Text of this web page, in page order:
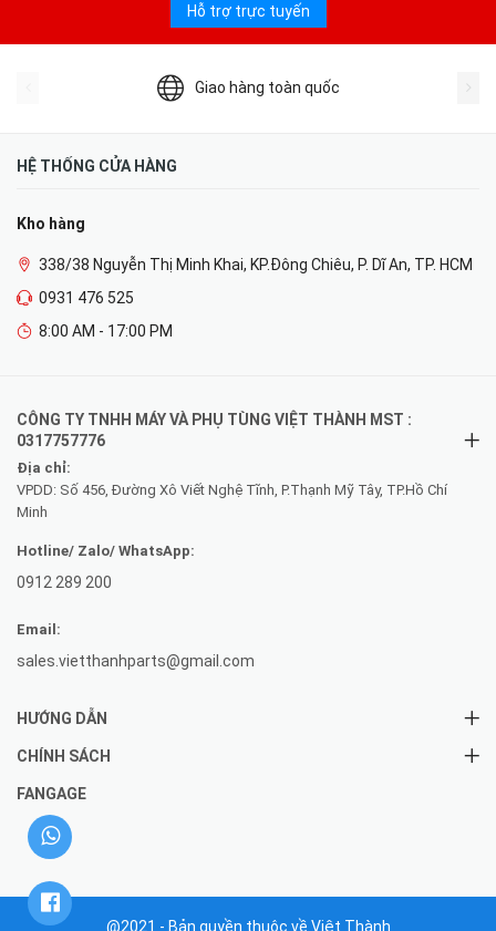
Hỗ trợ trực tuyến
Giao hàng toàn quốc
HỆ THỐNG CỬA HÀNG
Kho hàng
338/38 Nguyễn Thị Minh Khai, KP.Đông Chiêu, P. Dĩ An, TP. HCM
0931 476 525
8:00 AM - 17:00 PM
CÔNG TY TNHH MÁY VÀ PHỤ TÙNG VIỆT THÀNH MST :
0317757776
Địa chỉ:
VPDD: Số 456, Đường Xô Viết Nghệ Tĩnh, P.Thạnh Mỹ Tây, TP.Hồ Chí
Minh
Hotline/ Zalo/ WhatsApp:
0912 289 200
Email:
sales.vietthanhparts@gmail.com
HƯỚNG DẪN
CHÍNH SÁCH
FANGAGE
@2021 - Bản quyền thuộc về Việt Thành